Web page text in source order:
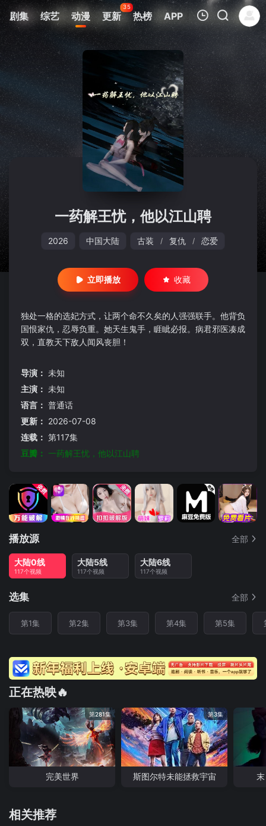
剧集 综艺 动漫 更新
35
热榜 APP
我的观影记录
暂无观看影片的记录
一药解王忧，他以江山聘
2026 中国大陆 古装 / 复仇 / 恋爱
立即播放 收藏
独处一格的选妃方式，让两个命不久矣的人强强联手。他背负
国恨家仇，忍辱负重。她天生鬼手，睚眦必报。病君邪医凑成
双，直教天下敌人闻风丧胆！
导演： 未知
主演： 未知
语言： 普通话
更新： 2026-07-08
连载： 第117集
豆瓣： 一药解王忧，他以江山聘
播放源 全部
大陆0线
117个视频
大陆5线
117个视频
大陆6线
117个视频
选集 全部
第1集 第2集 第3集 第4集 第5集
正在热映🔥
第281集
完美世界
第3集
斯图尔特未能拯救宇宙
相关推荐